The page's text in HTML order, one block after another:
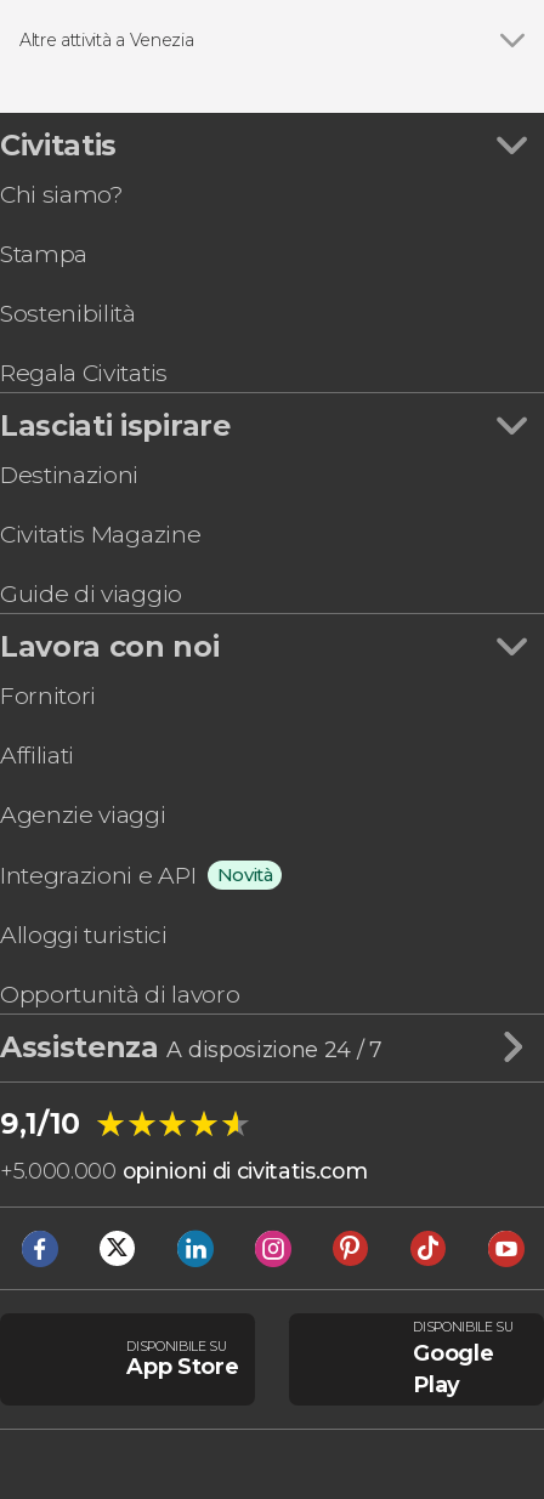
Ponte di Rialto
Visite guidate e free tour
Concerto
Gastronomia ed enoturismo
Altre attività a Venezia
Biglietti per Maleficia
Biglietti per il Teatro La Fenice
Tour della Basilica di San Marco e del Palazzo
Concerto delle Quattro Stagioni di Vivaldi nella
Palazzo Ducale e Basilica di San Marco + Visita in
Biglietti per la Collezione Peggy Guggenheim
Hard Rock Cafe Venezia con accesso prioritario
Laboratorio di maschere veneziane
Civitatis
Chi siamo?
Stampa
Sostenibilità
Regala Civitatis
Lasciati ispirare
Destinazioni
Civitatis Magazine
Guide di viaggio
Lavora con noi
Fornitori
Affiliati
Agenzie viaggi
Integrazioni e API Novità
Alloggi turistici
Opportunità di lavoro
AssistenzaA disposizione 24 / 7
9,1/10 ★★★★★
★★★★★
+5.000.000 opinioni di civitatis.com
DISPONIBILE SU
App Store
DISPONIBILE SU
Google
Play